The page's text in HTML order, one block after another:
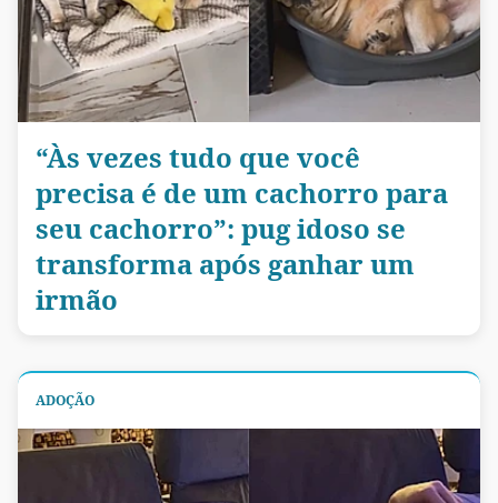
“Às vezes tudo que você
precisa é de um cachorro para
seu cachorro”: pug idoso se
transforma após ganhar um
irmão
ADOÇÃO